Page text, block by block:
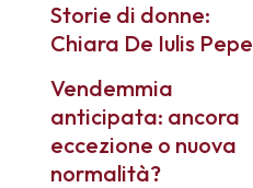
Storie di donne:
Chiara De Iulis Pepe
Vendemmia
anticipata: ancora
eccezione o nuova
normalità?